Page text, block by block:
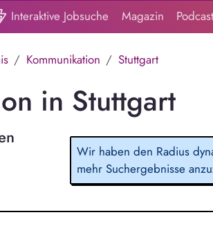
Interaktive Jobsuche Magazin
Kommunikation Stuttgart
in Stuttgart
Wir haben den Radius
mehr Suchergebnisse